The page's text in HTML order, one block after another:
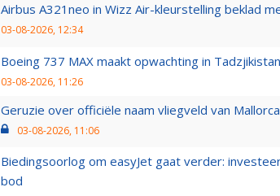
Airbus A321neo in Wizz Air-kleurstelling beklad
03-08-2026, 12:34
Boeing 737 MAX maakt opwachting in
03-08-2026, 11:26
Geruzie over officiële naam vliegveld van Mallorca
03-08-2026, 11:06
Biedingsoorlog om easyJet gaat verder:
bod